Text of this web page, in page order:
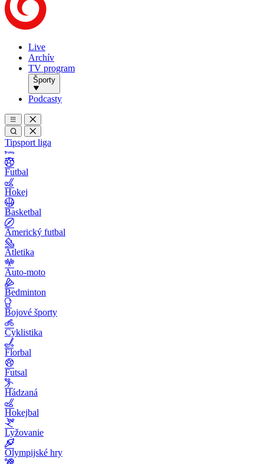
Live
Archív
TV program
Športy
Podcasty
Tipsport liga
Futbal
Hokej
Basketbal
Americký futbal
Atletika
Auto-moto
Bedminton
Bojové športy
Cyklistika
Florbal
Futsal
Hádzaná
Hokejbal
Lyžovanie
Olympijské hry